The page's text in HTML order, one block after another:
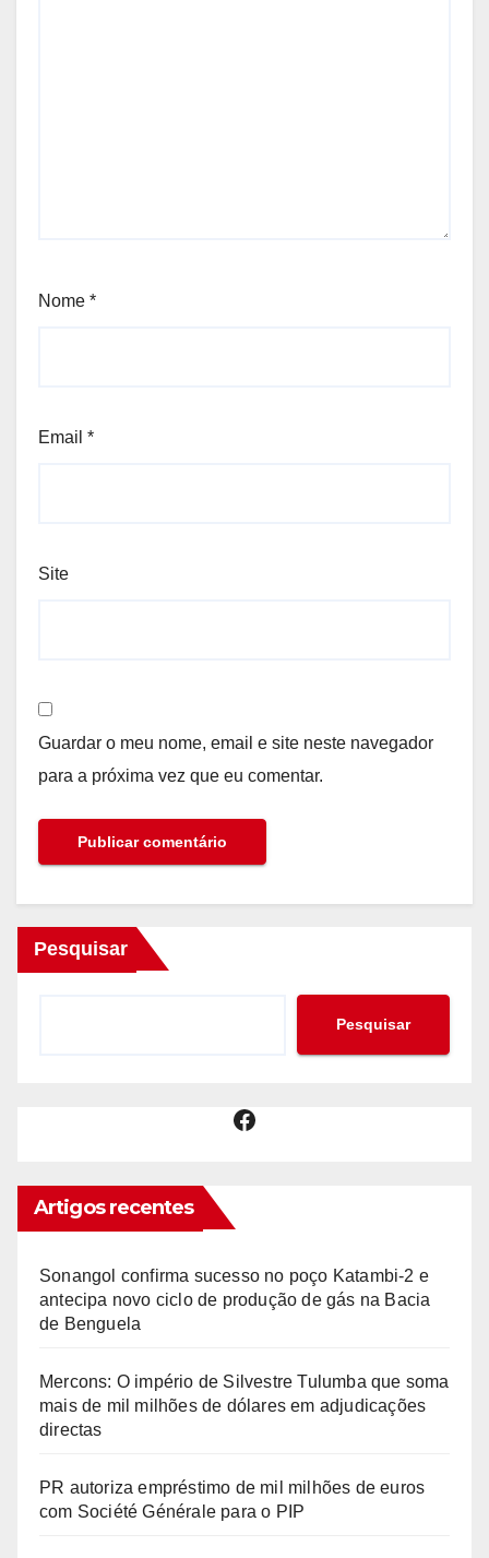
Nome *
Email *
Site
Guardar o meu nome, email e site neste navegador
para a próxima vez que eu comentar.
Pesquisar
Pesquisar
Facebook
Artigos recentes
Sonangol confirma sucesso no poço Katambi-2 e
antecipa novo ciclo de produção de gás na Bacia
de Benguela
Mercons: O império de Silvestre Tulumba que soma
mais de mil milhões de dólares em adjudicações
directas
PR autoriza empréstimo de mil milhões de euros
com Société Générale para o PIP